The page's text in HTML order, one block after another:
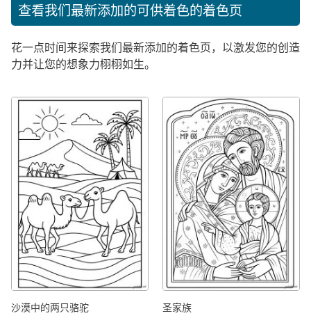
查看我们最新添加的可供着色的着色页
花一点时间来探索我们最新添加的着色页，以激发您的创造
力并让您的想象力栩栩如生。
沙漠中的两只骆驼
圣家族